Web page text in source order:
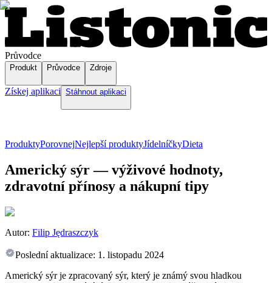
Průvodce
Produkt Průvodce Zdroje
Získej aplikaci Stáhnout aplikaci
ProduktyPorovnejNejlepší produktyJídelníčkyDieta
Americký sýr — výživové hodnoty,
zdravotní přínosy a nákupní tipy
Autor: Filip Jędraszczyk
Poslední aktualizace: 1. listopadu 2024
Americký sýr je zpracovaný sýr, který je známý svou hladkou